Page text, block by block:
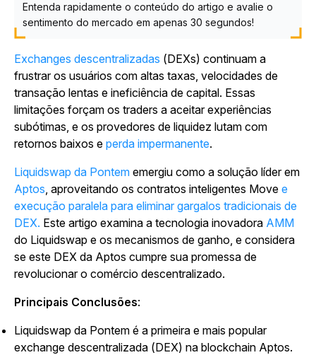
Entenda rapidamente o conteúdo do artigo e avalie o
sentimento do mercado em apenas 30 segundos!
Exchanges descentralizadas (DEXs) continuam a
frustrar os usuários com altas taxas, velocidades de
transação lentas e ineficiência de capital. Essas
limitações forçam os traders a aceitar experiências
subótimas, e os provedores de liquidez lutam com
retornos baixos e perda impermanente.
Liquidswap da Pontem emergiu como a solução líder em
Aptos, aproveitando os contratos inteligentes Move e
execução paralela para eliminar gargalos tradicionais de
DEX. Este artigo examina a tecnologia inovadora AMM
do Liquidswap e os mecanismos de ganho, e considera
se este DEX da Aptos cumpre sua promessa de
revolucionar o comércio descentralizado.
Principais Conclusões:
Liquidswap da Pontem é a primeira e mais popular
exchange descentralizada (DEX) na blockchain Aptos.